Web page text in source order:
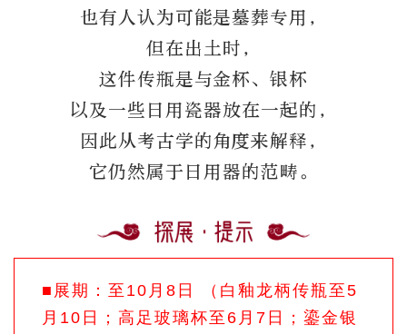
也有人认为可能是墓葬专用，
但在出土时，
这件传瓶是与金杯、银杯
以及一些日用瓷器放在一起的，
因此从考古学的角度来解释，
它仍然属于日用器的范畴。
■展期：至10月8日 （白釉龙柄传瓶至5
月10日；高足玻璃杯至6月7日；鎏金银